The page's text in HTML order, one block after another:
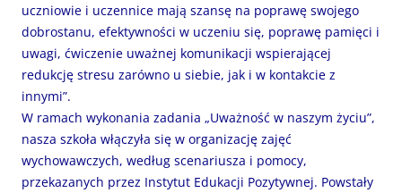
uczniowie i uczennice mają szansę na poprawę swojego
dobrostanu, efektywności w uczeniu się, poprawę pamięci i
uwagi, ćwiczenie uważnej komunikacji wspierającej
redukcję stresu zarówno u siebie, jak i w kontakcie z
innymi”.
W ramach wykonania zadania „Uważność w naszym życiu”,
nasza szkoła włączyła się w organizację zajęć
wychowawczych, według scenariusza i pomocy,
przekazanych przez Instytut Edukacji Pozytywnej. Powstały